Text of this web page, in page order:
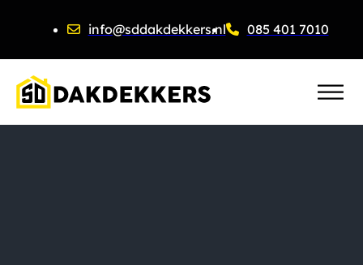
info@sddakdekkers.nl 085 401 7010